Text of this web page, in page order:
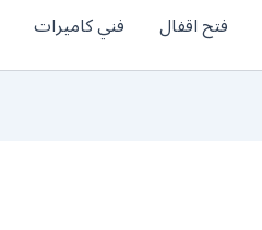
فتح اقفال فني كاميرات